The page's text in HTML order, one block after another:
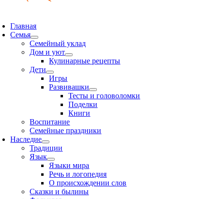
Главная
Семья
Семейный уклад
Дом и уют
Кулинарные рецепты
Дети
Игры
Развивашки
Тесты и головоломки
Поделки
Книги
Воспитание
Семейные праздники
Наследие
Традиции
Язык
Языки мира
Речь и логопедия
О происхождении слов
Сказки и былины